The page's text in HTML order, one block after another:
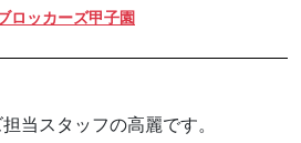
ロッカーズ甲子園
当スタッフの高麗です。